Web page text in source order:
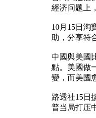
經济问题上
10月15日淘
助，分享符
中國與美國
點。美國做
變，而美國
路透社15日
普当局打压